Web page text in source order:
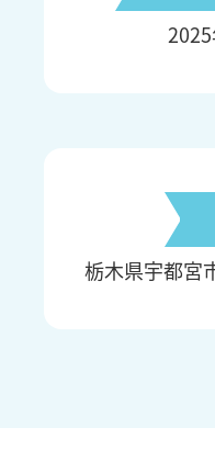
栃木県宇都宮